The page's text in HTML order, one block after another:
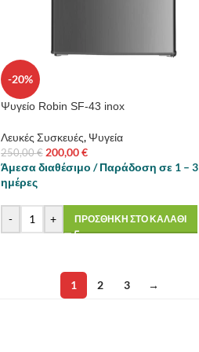
-20%
Ψυγείο Robin SF-43 inox
Λευκές Συσκευές, Ψυγεία
250,00€ 200,00€
Άμεσα διαθέσιμο / Παράδοση σε 1 – 3
ημέρες
- + ΠΡΟΣΘΗΚΗ ΣΤΟ ΚΑΛΑΘΙ
1 2 3 →